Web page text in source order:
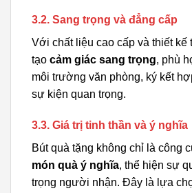
3.2. Sang trọng và đẳng cấp
Với chất liệu cao cấp và thiết kế
tạo cảm giác sang trọng, phù
môi trường văn phòng, ký kết
sự kiện quan trọng.
3.3. Giá trị tinh thần và ý nghĩa
Bút quà tặng không chỉ là công
món quà ý nghĩa, thể hiện sự
trọng người nhận. Đây là lựa